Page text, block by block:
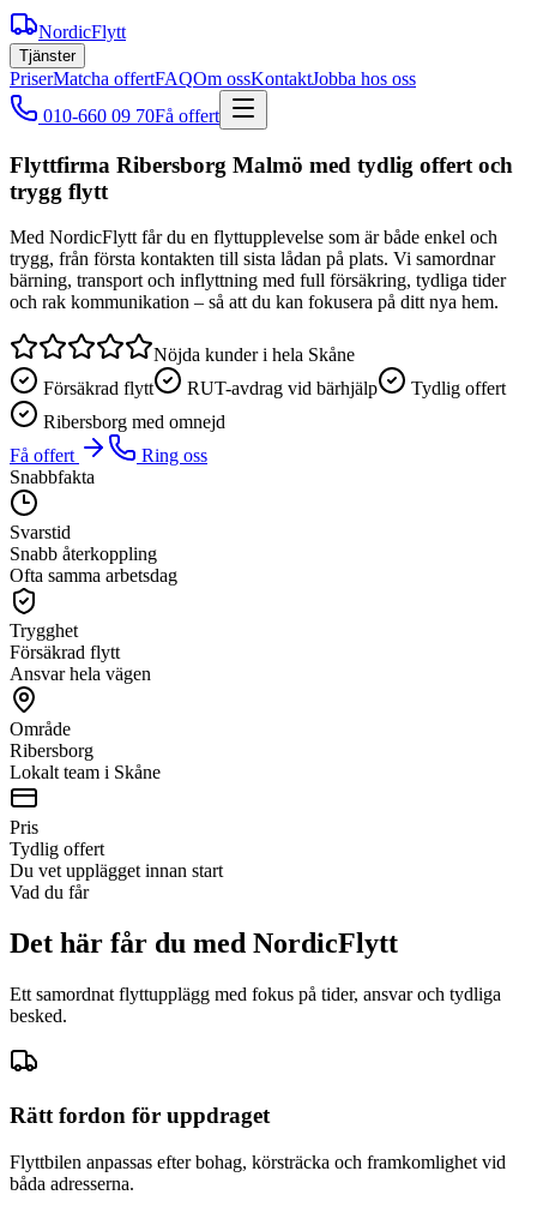
NordicFlytt
Tjänster
PriserMatcha offertFAQOm ossKontaktJobba hos oss
010-660 09 70Få offert
Flyttfirma Ribersborg Malmö med tydlig offert och
trygg flytt
Med NordicFlytt får du en flyttupplevelse som är både enkel och
trygg, från första kontakten till sista lådan på plats. Vi samordnar
bärning, transport och inflyttning med full försäkring, tydliga tider
och rak kommunikation – så att du kan fokusera på ditt nya hem.
Nöjda kunder i hela Skåne
Försäkrad flytt
RUT-avdrag vid bärhjälp
Tydlig offert
Ribersborg med omnejd
Få offert
Ring oss
Snabbfakta
Svarstid
Snabb återkoppling
Ofta samma arbetsdag
Trygghet
Försäkrad flytt
Ansvar hela vägen
Område
Ribersborg
Lokalt team i Skåne
Pris
Tydlig offert
Du vet upplägget innan start
Vad du får
Det här får du med NordicFlytt
Ett samordnat flyttupplägg med fokus på tider, ansvar och tydliga
besked.
Rätt fordon för uppdraget
Flyttbilen anpassas efter bohag, körsträcka och framkomlighet vid
båda adresserna.